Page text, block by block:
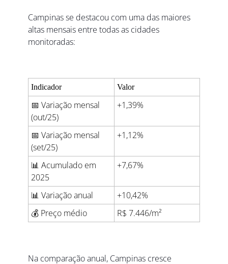
Campinas se destacou com uma das maiores
altas mensais entre todas as cidades
monitoradas:
Indicador Valor
📅 Variação mensal
(out/25)
+1,39%
📅 Variação mensal
(set/25)
+1,12%
📊 Acumulado em
2025
+7,67%
📊 Variação anual
+10,42%
💰 Preço médio
R$ 7.446/m²